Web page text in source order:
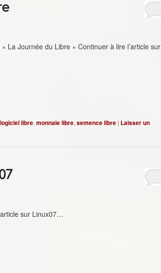
La Journée du Libre » Continuer à lire l’article sur
logiciel libre, monnaie libre, semence libre | Laisser un
sur Linux07…